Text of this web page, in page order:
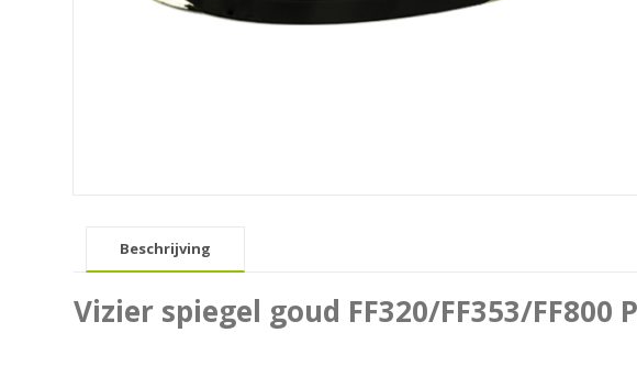
Beschrijving
Vizier spiegel goud FF320/FF353/FF800